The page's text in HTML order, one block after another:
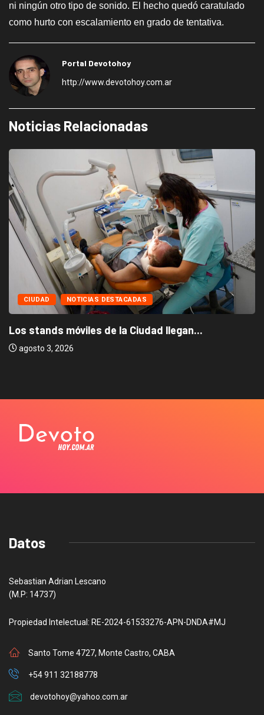
ni ningún otro tipo de sonido. El hecho quedó caratulado
como hurto con escalamiento en grado de tentativa.
Portal Devotohoy
http://www.devotohoy.com.ar
Noticias Relacionadas
CIUDAD NOTICIAS DESTACADAS
Los stands móviles de la Ciudad llegan...
agosto 3, 2026
Datos
Sebastian Adrian Lescano
(M.P: 14737)
Propiedad Intelectual: RE-2024-61533276-APN-DNDA#MJ
Santo Tome 4727, Monte Castro, CABA
+54 911 32188778
devotohoy@yahoo.com.ar